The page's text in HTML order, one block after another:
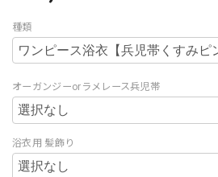
種類
オーガンジーorラメレース兵児帯
浴衣用 髪飾り